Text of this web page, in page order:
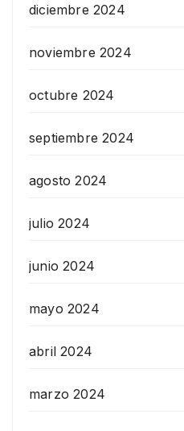
diciembre 2024
noviembre 2024
octubre 2024
septiembre 2024
agosto 2024
julio 2024
junio 2024
mayo 2024
abril 2024
marzo 2024